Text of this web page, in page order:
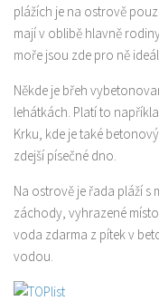
plážích je na ostrově
mají v oblibě hlavně
moře jsou zde pro ně
Někde je břeh
lehátkách. Platí to
Krku, kde je také
zdejší písečné dno.
Na ostrově je řada pláží
záchody, vyhrazené
voda zdarma z pítek v
vodou.